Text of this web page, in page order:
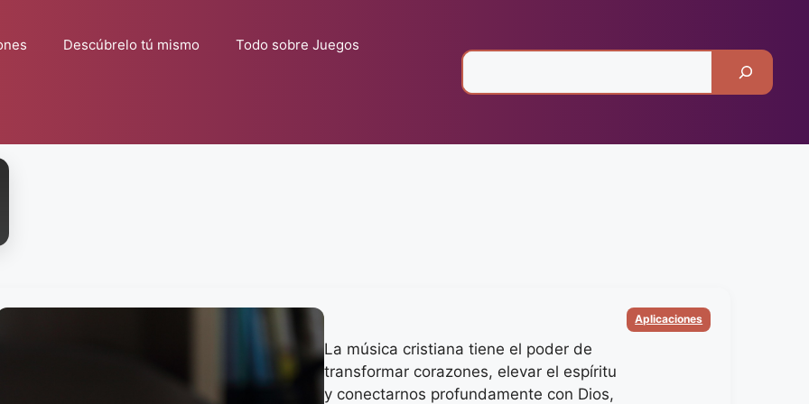
Descúbrelo tú mismo Todo sobre Juegos
La música cristiana tiene el poder de
transformar corazones, elevar el espíritu
y conectarnos profundamente con Dios,
Categorias
Aplicaciones